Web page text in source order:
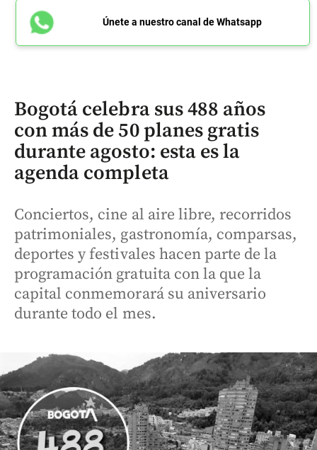
Únete a nuestro canal de Whatsapp
Bogotá celebra sus 488 años
con más de 50 planes gratis
durante agosto: esta es la
agenda completa
Conciertos, cine al aire libre, recorridos
patrimoniales, gastronomía, comparsas,
deportes y festivales hacen parte de la
programación gratuita con la que la
capital conmemorará su aniversario
durante todo el mes.